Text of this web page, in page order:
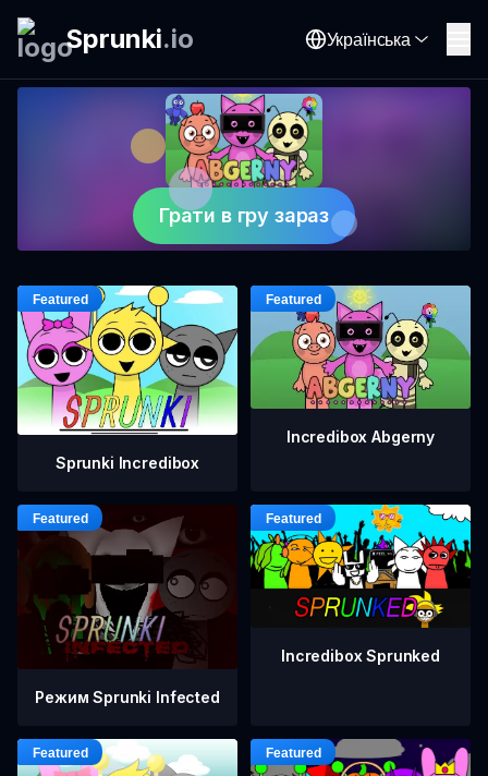
Sprunki.io Українська
Грати в гру зараз
Sprunki Incredibox
Incredibox Abgerny
Режим Sprunki Infected
Incredibox Sprunked